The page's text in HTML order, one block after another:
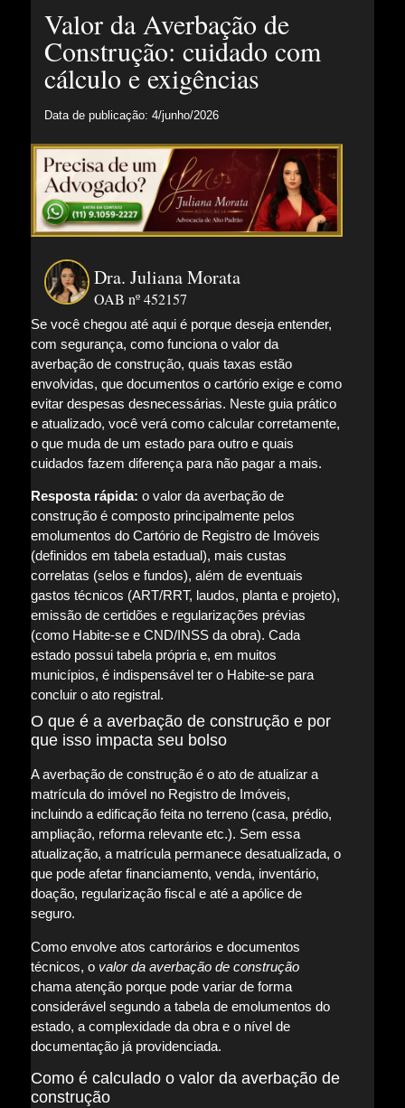
Valor da Averbação de
Construção: cuidado com
cálculo e exigências
Data de publicação: 4/junho/2026
Dra. Juliana Morata
OAB nº 452157
Se você chegou até aqui é porque deseja entender,
com segurança, como funciona o valor da
averbação de construção, quais taxas estão
envolvidas, que documentos o cartório exige e como
evitar despesas desnecessárias. Neste guia prático
e atualizado, você verá como calcular corretamente,
o que muda de um estado para outro e quais
cuidados fazem diferença para não pagar a mais.
Resposta rápida: o valor da averbação de
construção é composto principalmente pelos
emolumentos do Cartório de Registro de Imóveis
(definidos em tabela estadual), mais custas
correlatas (selos e fundos), além de eventuais
gastos técnicos (ART/RRT, laudos, planta e projeto),
emissão de certidões e regularizações prévias
(como Habite-se e CND/INSS da obra). Cada
estado possui tabela própria e, em muitos
municípios, é indispensável ter o Habite-se para
concluir o ato registral.
O que é a averbação de construção e por
que isso impacta seu bolso
A averbação de construção é o ato de atualizar a
matrícula do imóvel no Registro de Imóveis,
incluindo a edificação feita no terreno (casa, prédio,
ampliação, reforma relevante etc.). Sem essa
atualização, a matrícula permanece desatualizada, o
que pode afetar financiamento, venda, inventário,
doação, regularização fiscal e até a apólice de
seguro.
Como envolve atos cartorários e documentos
técnicos, o valor da averbação de construção
chama atenção porque pode variar de forma
considerável segundo a tabela de emolumentos do
estado, a complexidade da obra e o nível de
documentação já providenciada.
Como é calculado o valor da averbação de
construção